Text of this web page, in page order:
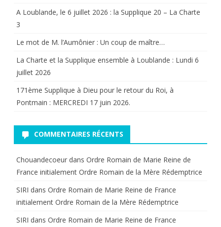
A Loublande, le 6 juillet 2026 : la Supplique 20 – La Charte
3
Le mot de M. l’Aumônier : Un coup de maître…
La Charte et la Supplique ensemble à Loublande : Lundi 6
juillet 2026
171ème Supplique à Dieu pour le retour du Roi, à
Pontmain : MERCREDI 17 juin 2026.
COMMENTAIRES RÉCENTS
Chouandecoeur dans Ordre Romain de Marie Reine de
France initialement Ordre Romain de la Mère Rédemptrice
SIRI dans Ordre Romain de Marie Reine de France
initialement Ordre Romain de la Mère Rédemptrice
SIRI dans Ordre Romain de Marie Reine de France